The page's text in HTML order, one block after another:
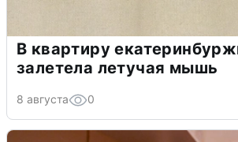
В квартиру
залетела летучая мышь
8 августа 0